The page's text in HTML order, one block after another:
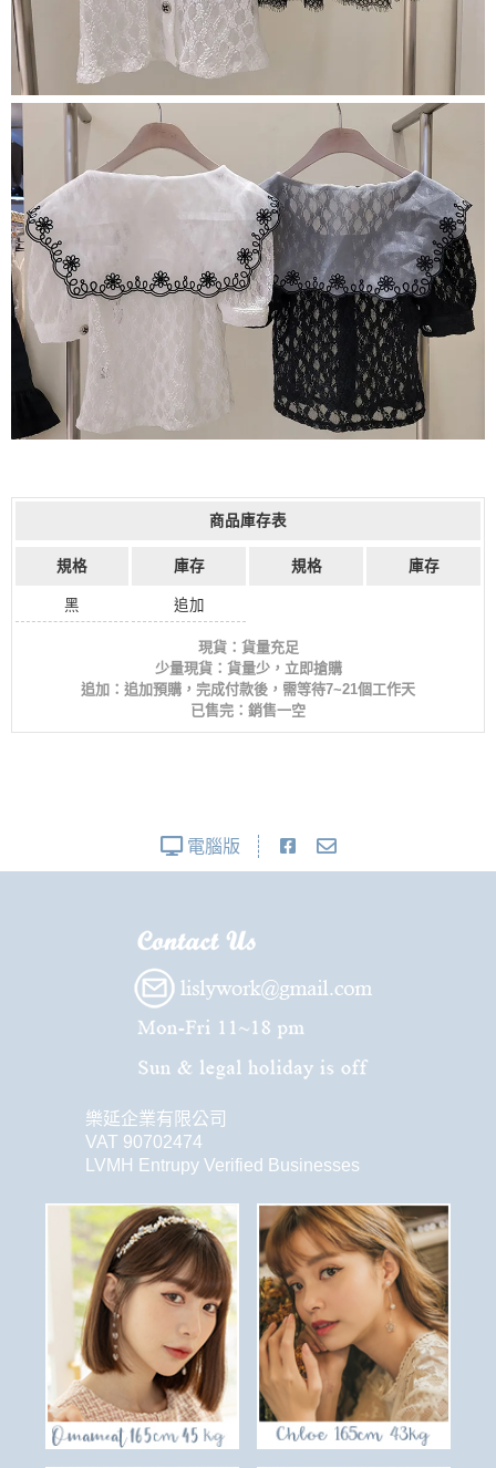
商品庫存表
規格 庫存 規格 庫存
黑 追加
現貨：貨量充足
少量現貨：貨量少，立即搶購
追加：追加預購，完成付款後，需等待7~21個工作天
已售完：銷售一空
電腦版
樂延企業有限公司
VAT 90702474
LVMH Entrupy Verified Businesses